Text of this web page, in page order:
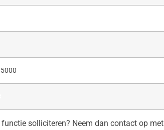
solliciteren? Neem dan contact op met